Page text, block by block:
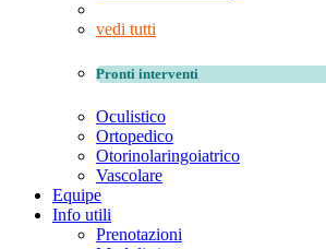
vedi tutti
Pronti interventi
Oculistico
Ortopedico
Otorinolaringoiatrico
Vascolare
Equipe
Info utili
Prenotazioni